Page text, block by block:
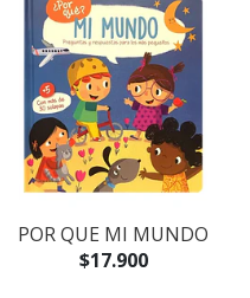
POR QUE MI MUNDO
$17.900